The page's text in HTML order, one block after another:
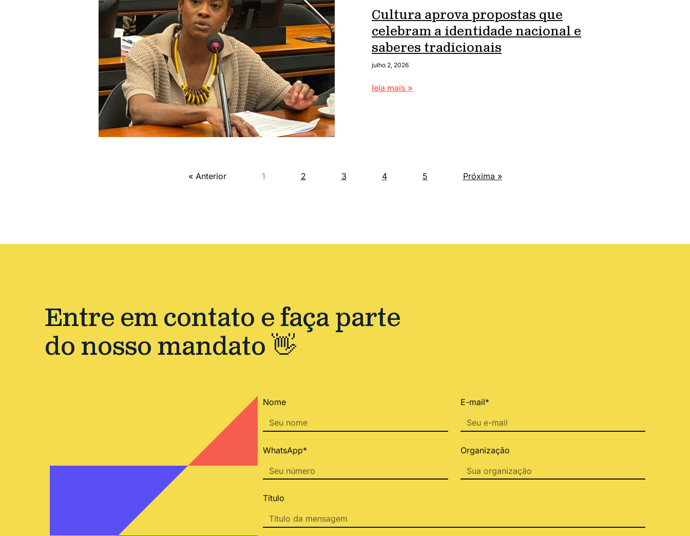
Cultura aprova propostas que
celebram a identidade nacional e
saberes tradicionais
julho 2, 2026
leia mais »
« Anterior 1 2 3 4 5 Próxima »
Entre em contato e faça parte
do nosso mandato 👋
Nome E-mail*
WhatsApp* Organização
Título